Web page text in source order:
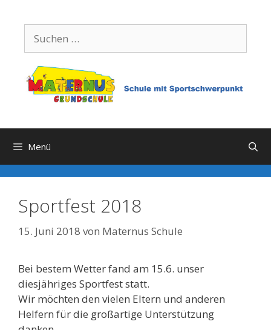
Inhalt
springen
nach:
Menü
Sportfest 2018
15. Juni 2018 von Maternus Schule
Bei bestem Wetter fand am 15.6. unser
diesjähriges Sportfest statt.
Wir möchten den vielen Eltern und anderen
Helfern für die großartige Unterstützung